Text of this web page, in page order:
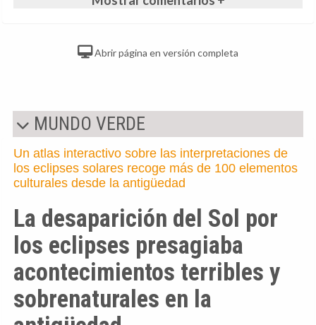
Abrir página en versión completa
MUNDO VERDE
Un atlas interactivo sobre las interpretaciones de
los eclipses solares recoge más de 100 elementos
culturales desde la antigüedad
La desaparición del Sol por
los eclipses presagiaba
acontecimientos terribles y
sobrenaturales en la